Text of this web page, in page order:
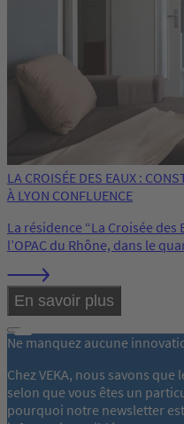
LA CROISÉE DES EAUX :
À LYON CONFLUENCE
La résidence “La Croisée
l’OPAC du Rhône, dans le
En savoir plus
Ne manquez aucune
Chez VEKA, nous savons
selon que vous êtes un
pourquoi notre newsletter